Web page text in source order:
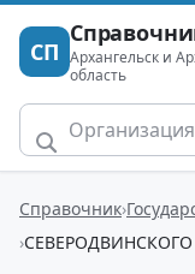
СП Архангельск и
область
Справочник